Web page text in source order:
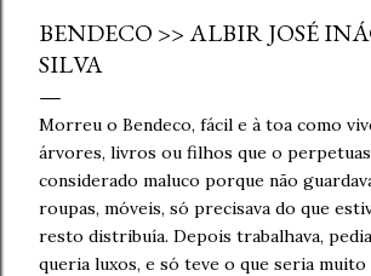
BENDECO >> ALBIR JOSÉ
SILVA
Morreu o Bendeco, fácil e à toa como
árvores, livros ou filhos que o
considerado maluco porque não
roupas, móveis, só precisava do que
resto distribuía. Depois trabalhava,
queria luxos, e só teve o que seria